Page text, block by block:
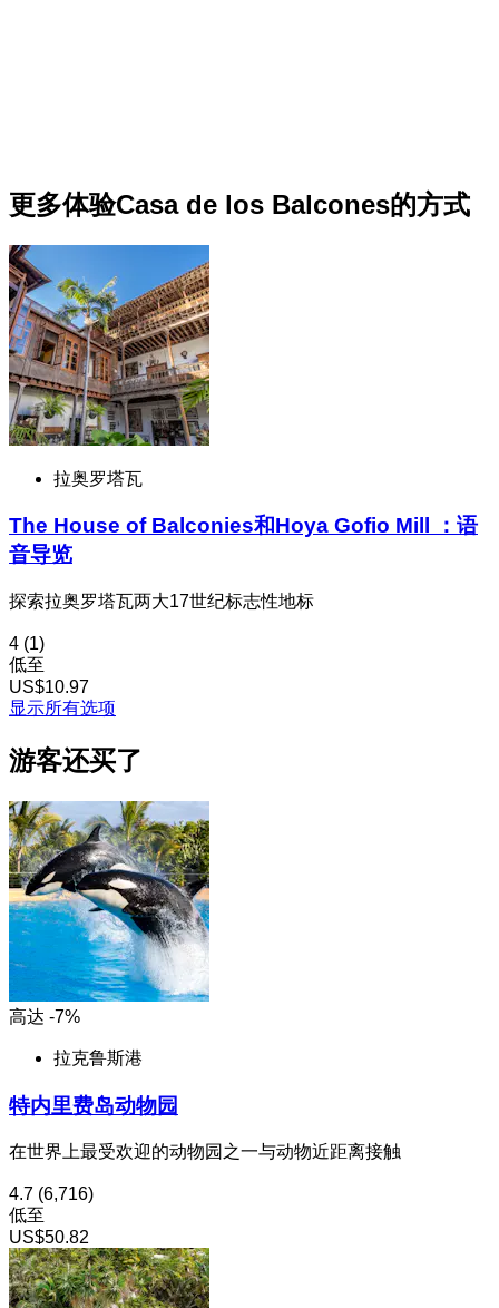
更多体验Casa de los Balcones的方式
拉奥罗塔瓦
The House of Balconies和Hoya Gofio Mill ：语
音导览
探索拉奥罗塔瓦两大17世纪标志性地标
4 (1)
低至
US$10.97
显示所有选项
游客还买了
高达 -7%
拉克鲁斯港
特内里费岛动物园
在世界上最受欢迎的动物园之一与动物近距离接触
4.7 (6,716)
低至
US$50.82